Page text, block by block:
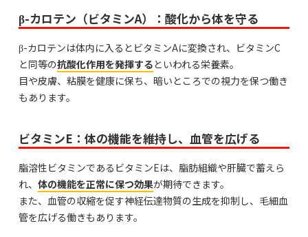
β-カロテン（ビタミンA）：酸化から体を守る
β-カロテンは体内に入るとビタミンAに変換され、ビタミンC
と同等の抗酸化作用を発揮するといわれる栄養素。
目や皮膚、粘膜を健康に保ち、暗いところでの視力を保つ働き
もあります。
ビタミンE：体の機能を維持し、血管を広げる
脂溶性ビタミンであるビタミンEは、脂肪組織や肝臓で蓄えら
れ、 体の機能を正常に保つ効果が期待できます。
また、血管の収縮を促す神経伝達物質の生成を抑制し、毛細血
管を広げる働きもあります。